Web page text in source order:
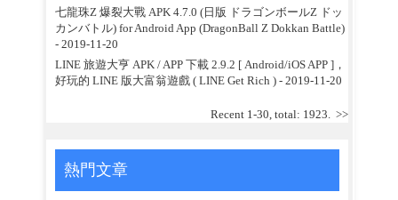
七龍珠Z 爆裂大戰 APK 4.7.0 (日版 ドラゴンボールZ ドッ
カンバトル) for Android App (DragonBall Z Dokkan Battle)
- 2019-11-20
LINE 旅遊大亨 APK / APP 下載 2.9.2 [ Android/iOS APP ]，
好玩的 LINE 版大富翁遊戲 ( LINE Get Rich )- 2019-11-20
Recent 1-30, total: 1923. >>
熱門文章